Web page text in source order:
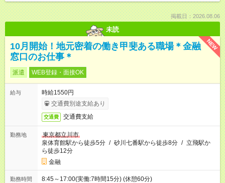
掲載日：2026.08.06
未読
NEW
10月開始！地元密着の働き甲斐ある職場＊金融
窓口のお仕事＊
派遣 WEB登録・面接OK
給与
時給1550円
交通費別途支給あり
交通費 交通費支給
勤務地
東京都立川市
泉体育館駅から徒歩5分 / 砂川七番駅から徒歩8分 / 立飛駅か
ら徒歩12分
金融
勤務時間 8:45～17:00(実働:7時間15分) (休憩60分)